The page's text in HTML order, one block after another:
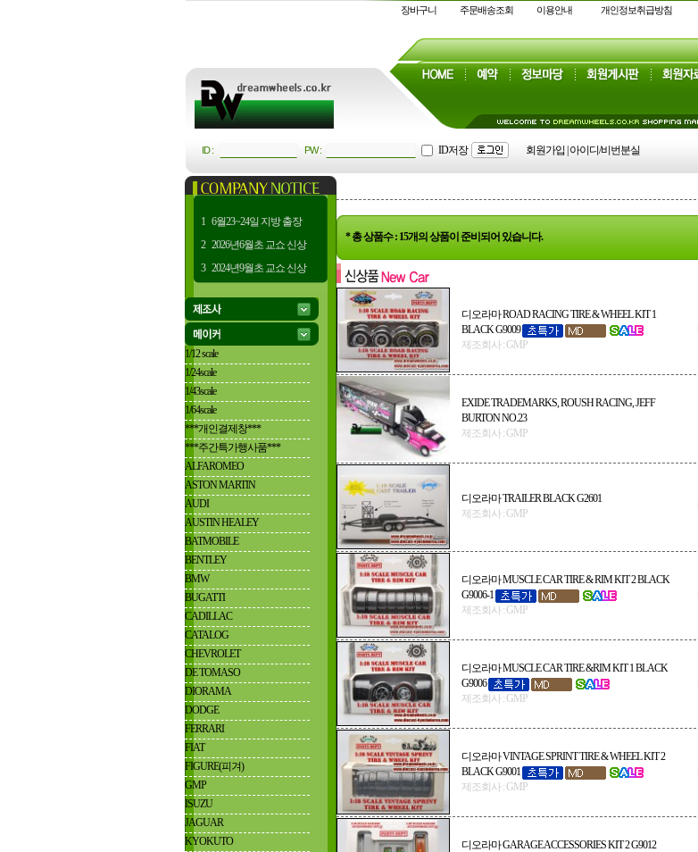
장바구니 주문배송조회 이용안내 개인정보취급방침
ID : PW : ID저장 회원가입 아이디/비번분실
1 6월23~24일 지방 출장
2 2026년6월초 교쇼 신상
3 2024년9월초 교쇼 신상
1/12 scale
1/24scale
1/43scale
1/64scale
***개인결제창***
***주간특가행사품***
ALFAROMEO
ASTON MARTIN
AUDI
AUSTIN HEALEY
BATMOBILE
BENTLEY
BMW
BUGATTI
CADILLAC
CATALOG
CHEVROLET
DE TOMASO
DIORAMA
DODGE
FERRARI
FIAT
FIGURE(피겨)
GMP
ISUZU
JAGUAR
KYOKUTO
* 총 상품수 : 15개의 상품이 준비되어 있습니다.
디오라마 ROAD RACING TIRE & WHEEL KIT 1
BLACK G9009
제조회사 : GMP
EXIDE TRADEMARKS, ROUSH RACING, JEFF
BURTON NO.23
제조회사 : GMP
디오라마 TRAILER BLACK G2601
제조회사 : GMP
디오라마 MUSCLE CAR TIRE & RIM KIT 2 BLACK
G9006-1
제조회사 : GMP
디오라마 MUSCLE CAR TIRE &RIM KIT 1 BLACK
G9006
제조회사 : GMP
디오라마 VINTAGE SPRINT TIRE & WHEEL KIT 2
BLACK G9001
제조회사 : GMP
디오라마 GARAGE ACCESSORIES KIT 2 G9012